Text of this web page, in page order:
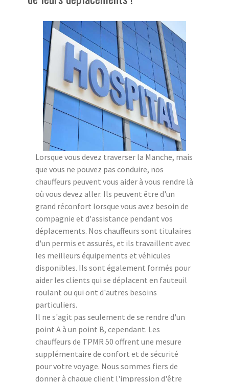
Lorsque vous devez traverser la Manche, mais
que vous ne pouvez pas conduire, nos
chauffeurs peuvent vous aider à vous rendre là
où vous devez aller. Ils peuvent être d'un
grand réconfort lorsque vous avez besoin de
compagnie et d'assistance pendant vos
déplacements. Nos chauffeurs sont titulaires
d'un permis et assurés, et ils travaillent avec
les meilleurs équipements et véhicules
disponibles. Ils sont également formés pour
aider les clients qui se déplacent en fauteuil
roulant ou qui ont d'autres besoins
particuliers.
Il ne s'agit pas seulement de se rendre d'un
point A à un point B, cependant. Les
chauffeurs de TPMR 50 offrent une mesure
supplémentaire de confort et de sécurité
pour votre voyage. Nous sommes fiers de
donner à chaque client l'impression d'être